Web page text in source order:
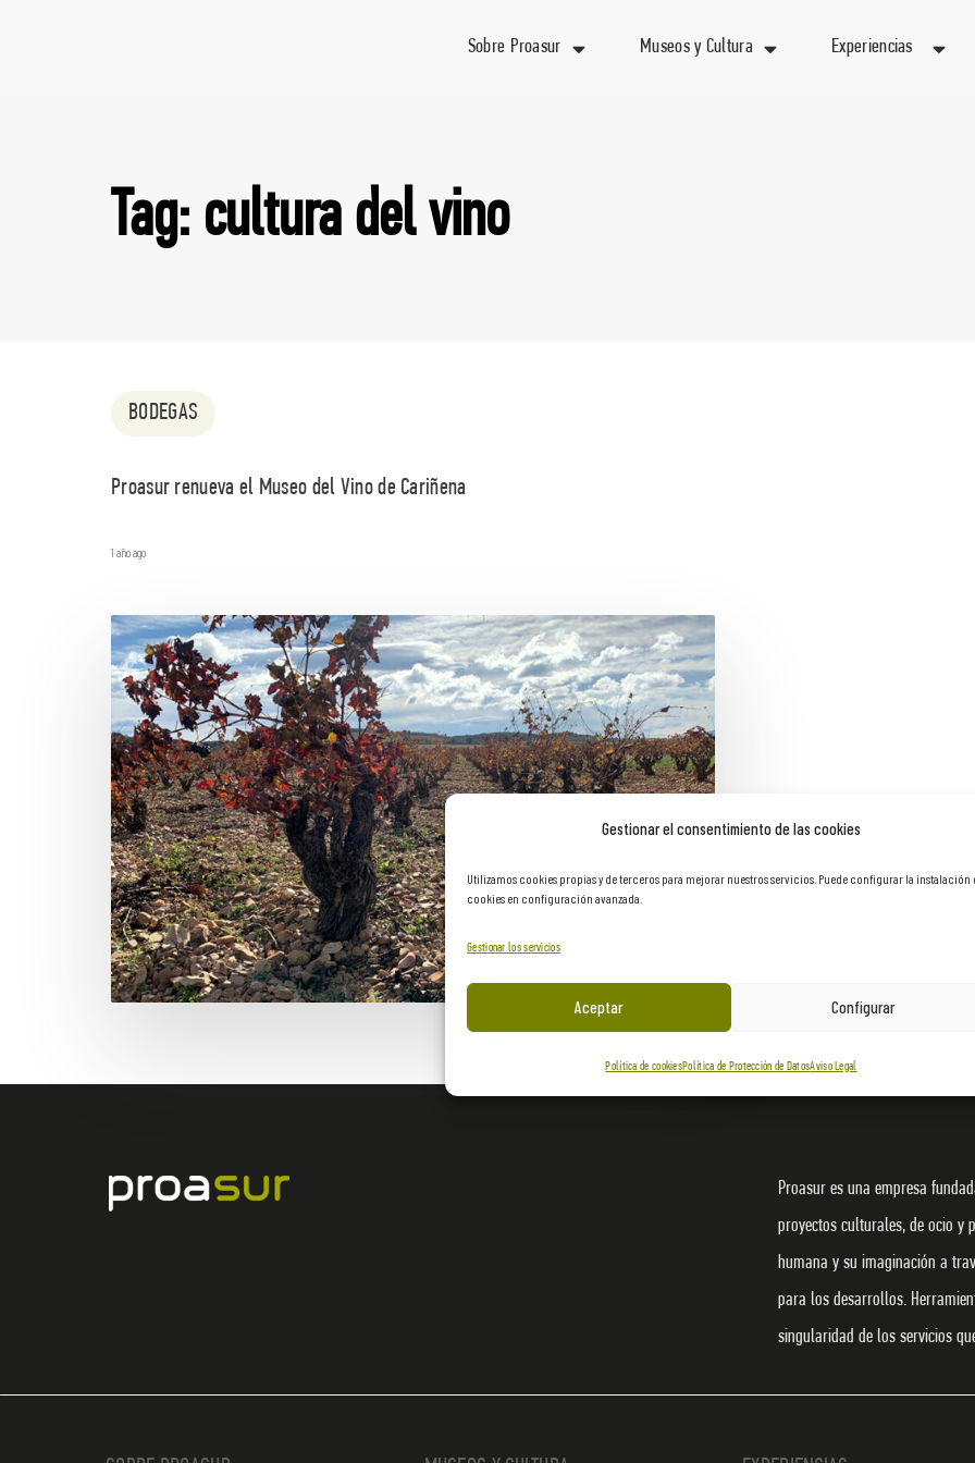
Gestionar el consentimiento de las cookies
Utilizamos cookies propias y de terceros para mejorar nuestros servicios. Puede configurar la instalación
cookies en configuración avanzada.
Gestionar los servicios
Aceptar Configurar
Política de cookiesPolítica de Protección de DatosAviso Legal
Sobre Proasur Museos y Cultura Experiencias
Tag: cultura del vino
BODEGAS
Proasur renueva el Museo del Vino de Cariñena
1 año ago
Proasur es una empresa
proyectos culturales, de ocio y
humana y su imaginación a
para los desarrollos.
singularidad de los servicios